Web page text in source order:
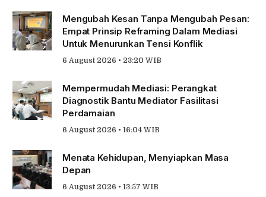
Mengubah Kesan Tanpa Mengubah Pesan:
Empat Prinsip Reframing Dalam Mediasi
Untuk Menurunkan Tensi Konflik
6 August 2026 • 23:20 WIB
Mempermudah Mediasi: Perangkat
Diagnostik Bantu Mediator Fasilitasi
Perdamaian
6 August 2026 • 16:04 WIB
Menata Kehidupan, Menyiapkan Masa
Depan
6 August 2026 • 13:57 WIB